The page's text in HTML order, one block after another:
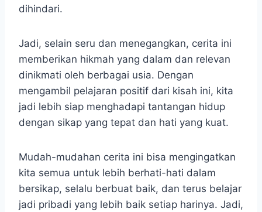
dihindari.
Jadi, selain seru dan menegangkan, cerita ini
memberikan hikmah yang dalam dan relevan
dinikmati oleh berbagai usia. Dengan
mengambil pelajaran positif dari kisah ini, kita
jadi lebih siap menghadapi tantangan hidup
dengan sikap yang tepat dan hati yang kuat.
Mudah-mudahan cerita ini bisa mengingatkan
kita semua untuk lebih berhati-hati dalam
bersikap, selalu berbuat baik, dan terus belajar
jadi pribadi yang lebih baik setiap harinya. Jadi,